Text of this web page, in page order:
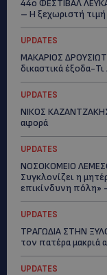
44ο ΦΕΣΤΙΒΑΛ
– Η ξεχωριστή
UPDATES
ΜΑΚΑΡΙΟΣ
δικαστικά έξοδα-
UPDATES
ΝΙΚΟΣ
αφορά
UPDATES
ΝΟΣΟΚΟΜΕΙΟ
Συγκλονίζει η
επικίνδυνη πόλη»
UPDATES
ΤΡΑΓΩΔΙΑ ΣΤΗΝ
τον πατέρα μακριά
UPDATES